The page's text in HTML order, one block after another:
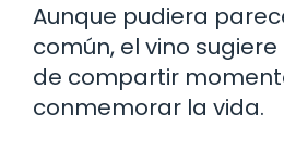
Aunque pudiera
común, el vino
de compartir
conmemorar la vida.